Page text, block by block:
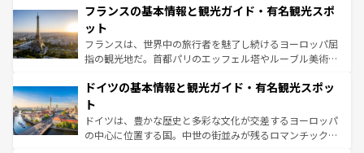
なお、新着のイタリア情報はコンテンツ一覧を参照してほ
しい。
文化が根付くこの国では、情熱的なフラメンコ、熱気あふ
れる闘牛、そして美味しいタパスが生活の一部となってい
る。首都マドリードの洗練された雰囲気や、バルセロナの
アートに溢れた街角から、地方では古代ローマ遺跡や中世
せる。地方によって風土や気候が異なるスペインはその個
ンテンツ一覧 を参照してほしい。
フランスの基本情報と観光ガイド・有名観光スポ
ット
フランスは、世界中の旅行者を魅了し続けるヨーロッパ屈
指の観光地だ。首都パリのエッフェル塔やルーブル美術館
で、幅広い魅力が詰まっている。華麗な宮殿、歴史的な大
聖堂、美しいビーチ、そして豊かな自然が、訪れる者を心
から魅了する。また、フランスは美食の国としても知ら
れ、フランス料理はユネスコ無形文化遺産にも登録されて
ドイツの基本情報と観光ガイド・有名観光スポッ
ト
ドイツは、豊かな歴史と多彩な文化が交差するヨーロッパ
の中心に位置する国。中世の街並みが残るロマンチック街